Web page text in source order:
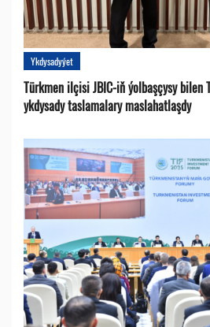
Ykdysadyýet
Türkmen ilçisi JBIC-iň ýolbaşçysy bilen
ykdysady taslamalary maslahatlaşdy